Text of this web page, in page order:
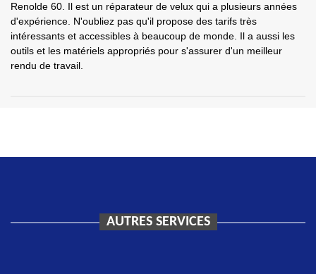
Renolde 60. Il est un réparateur de velux qui a plusieurs années
d'expérience. N'oubliez pas qu'il propose des tarifs très
intéressants et accessibles à beaucoup de monde. Il a aussi les
outils et les matériels appropriés pour s'assurer d'un meilleur
rendu de travail.
AUTRES SERVICES